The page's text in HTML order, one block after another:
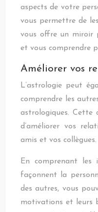
aspects de votre
vous permettre de
vous offre un miroir
et vous comprendre
Améliorer vos
L’astrologie peut
comprendre les
astrologiques. Cette
d’améliorer vos
amis et vos collègues.
En comprenant les
façonnent la
des autres, vous
motivations et leurs